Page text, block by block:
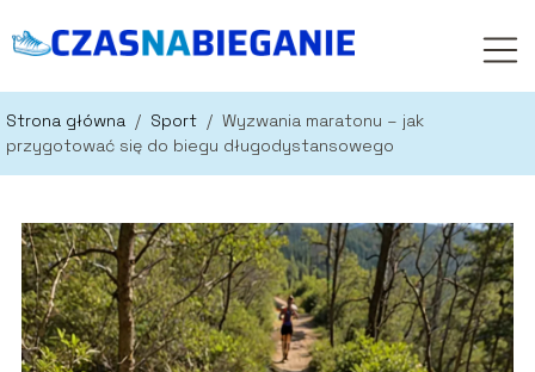
Strona główna / Sport / Wyzwania maratonu – jak
przygotować się do biegu długodystansowego